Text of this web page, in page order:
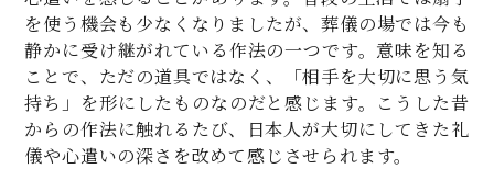
を使う機会も少なくなりましたが、葬儀の場では今も
静かに受け継がれている作法の一つです。意味を知る
ことで、ただの道具ではなく、「相手を大切に思う気
持ち」を形にしたものなのだと感じます。こうした昔
からの作法に触れるたび、日本人が大切にしてきた礼
儀や心遣いの深さを改めて感じさせられます。